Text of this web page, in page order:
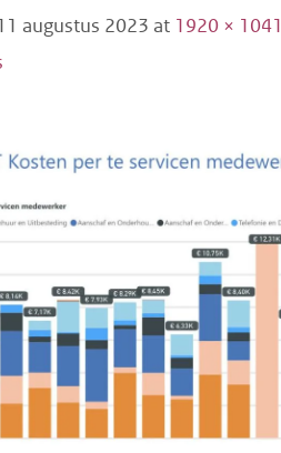
augustus 2023 at 1920 × 1041